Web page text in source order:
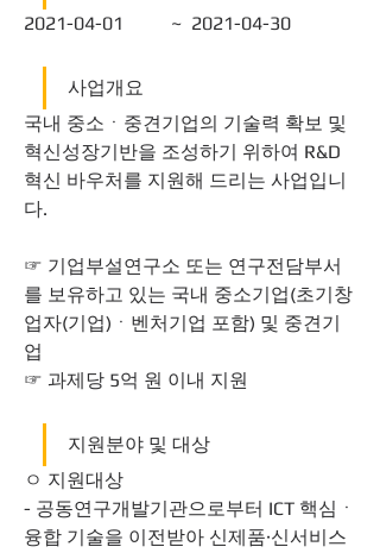
2021-04-01	 ~  2021-04-30
사업개요
국내 중소ㆍ중견기업의 기술력 확보 및
혁신성장기반을 조성하기 위하여 R&D
혁신 바우처를 지원해 드리는 사업입니
다.
☞ 기업부설연구소 또는 연구전담부서
를 보유하고 있는 국내 중소기업(초기창
업자(기업)ㆍ벤처기업 포함) 및 중견기
업
☞ 과제당 5억 원 이내 지원
지원분야 및 대상
ㅇ 지원대상
- 공동연구개발기관으로부터 ICT 핵심ㆍ
융합 기술을 이전받아 신제품·신서비스